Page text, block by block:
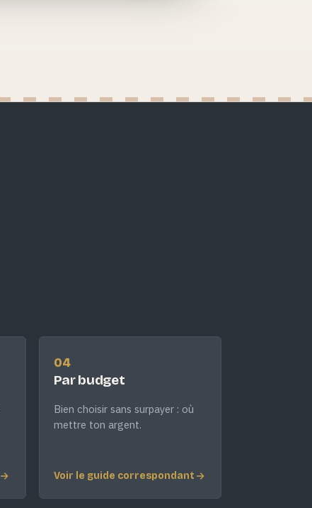
04
Par budget
Bien choisir sans surpayer : où
mettre ton argent.
Voir le guide correspondant